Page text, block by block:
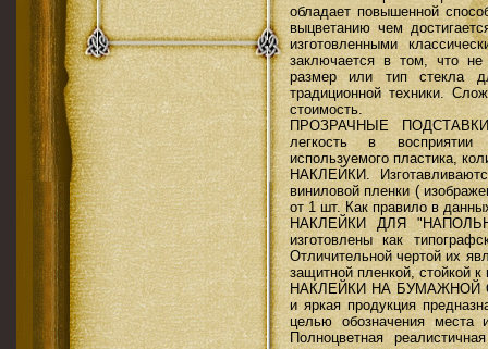
обладает повышенной
выцветанию чем
изготовленными
заключается в том, что
размер или тип стекла
традиционной техники.
стоимость.
ПРОЗРАЧНЫЕ
легкость в
используемого пластика,
НАКЛЕЙКИ.
виниловой пленки (
от 1 шт. Как правило в
НАКЛЕЙКИ ДЛЯ
изготовлены как
Отличительной чертой их
защитной пленкой, стойкой к
НАКЛЕЙКИ НА БУМАЖНОЙ
и яркая продукция
целью обозначения места
Полноцветная